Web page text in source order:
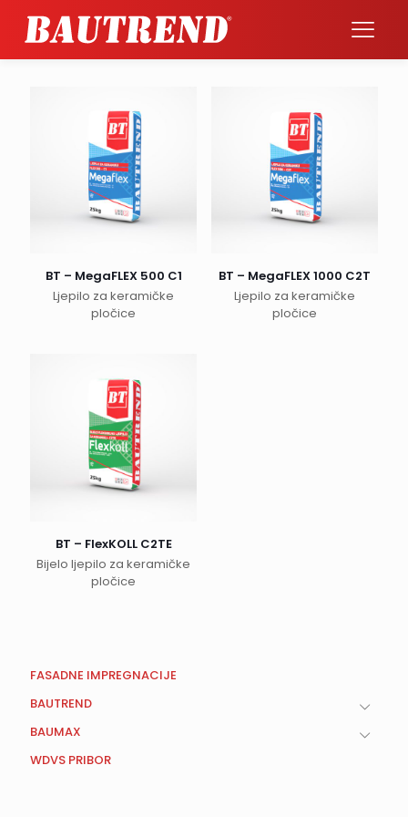
BT – MegaFLEX 500 C1
Ljepilo za keramičke
pločice
BT – MegaFLEX 1000 C2T
Ljepilo za keramičke
pločice
BT – FlexKOLL C2TE
Bijelo ljepilo za keramičke
pločice
FASADNE IMPREGNACIJE
BAUTREND
BAUMAX
WDVS PRIBOR